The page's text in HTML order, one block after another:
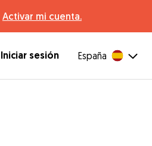
Activar mi cuenta.
Iniciar sesión España